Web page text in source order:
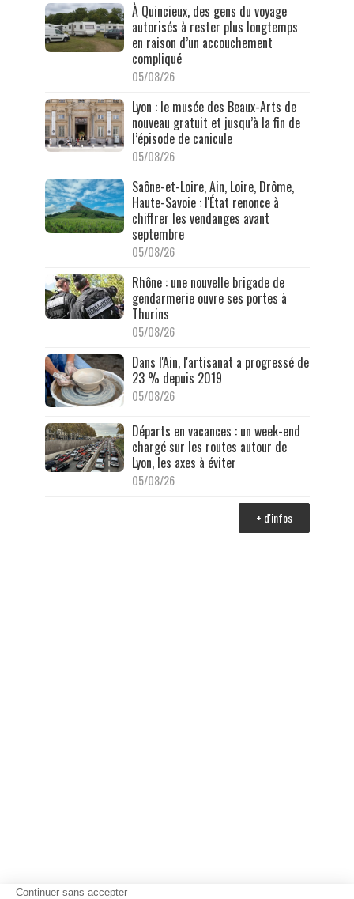
À Quincieux, des gens du voyage
autorisés à rester plus longtemps
en raison d’un accouchement
compliqué
05/08/26
Lyon : le musée des Beaux-Arts de
nouveau gratuit et jusqu’à la fin de
l’épisode de canicule
05/08/26
Saône-et-Loire, Ain, Loire, Drôme,
Haute-Savoie : l'État renonce à
chiffrer les vendanges avant
septembre
05/08/26
Rhône : une nouvelle brigade de
gendarmerie ouvre ses portes à
Thurins
05/08/26
Dans l'Ain, l'artisanat a progressé de
23 % depuis 2019
05/08/26
Départs en vacances : un week-end
chargé sur les routes autour de
Lyon, les axes à éviter
05/08/26
+ d'infos